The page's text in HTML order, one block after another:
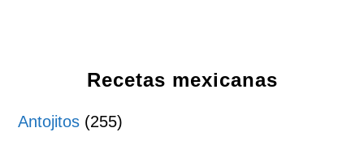
Recetas mexicanas
Antojitos (255)